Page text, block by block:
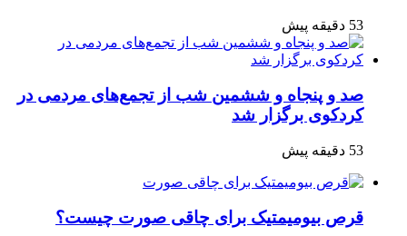
53 دقیقه پیش
صد و پنجاه‌ و ششمین شب از تجمع‌های مردمی در
کردکوی برگزار شد
53 دقیقه پیش
قرص بیومیمتیک برای چاقی صورت چیست؟